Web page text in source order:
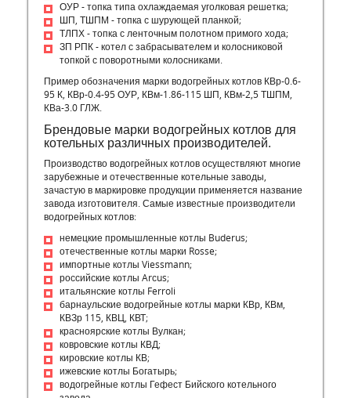
ОУР - топка типа охлаждаемая уголковая решетка;
ШП, ТШПМ - топка с шурующей планкой;
ТЛПХ - топка с ленточным полотном примого хода;
ЗП РПК - котел с забрасывателем и колосниковой
топкой с поворотными колосниками.
Пример обозначения марки водогрейных котлов КВр-0.6-
95 К, КВр-0.4-95 ОУР, КВм-1.86-115 ШП, КВм-2,5 ТШПМ,
КВа-3.0 ГЛЖ.
Брендовые марки водогрейных котлов для
котельных различных производителей.
Производство водогрейных котлов осуществляют многие
зарубежные и отечественные котельные заводы,
зачастую в маркировке продукции применяется название
завода изготовителя. Самые известные производители
водогрейных котлов:
немецкие промышленные котлы Buderus;
отечественные котлы марки Rosse;
импортные котлы Viessmann;
российские котлы Arсus;
итальянские котлы Ferroli
барнаульские водогрейные котлы марки КВр, КВм,
КВЗр 115, КВЦ, КВТ;
красноярские котлы Вулкан;
ковровские котлы КВД;
кировские котлы КВ;
ижевские котлы Богатырь;
водогрейные котлы Гефест Бийского котельного